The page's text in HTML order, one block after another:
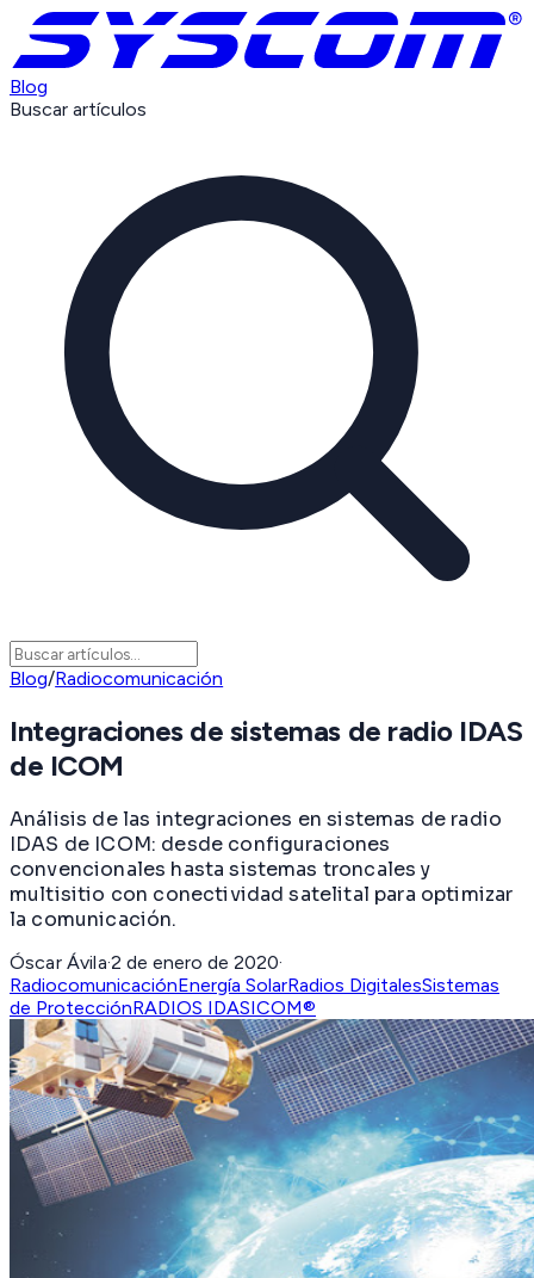
Blog
Buscar artículos
Blog/Radiocomunicación
Integraciones de sistemas de radio IDAS
de ICOM
Análisis de las integraciones en sistemas de radio
IDAS de ICOM: desde configuraciones
convencionales hasta sistemas troncales y
multisitio con conectividad satelital para optimizar
la comunicación.
Óscar Ávila·2 de enero de 2020·
RadiocomunicaciónEnergía SolarRadios DigitalesSistemas
de ProtecciónRADIOS IDASICOM®